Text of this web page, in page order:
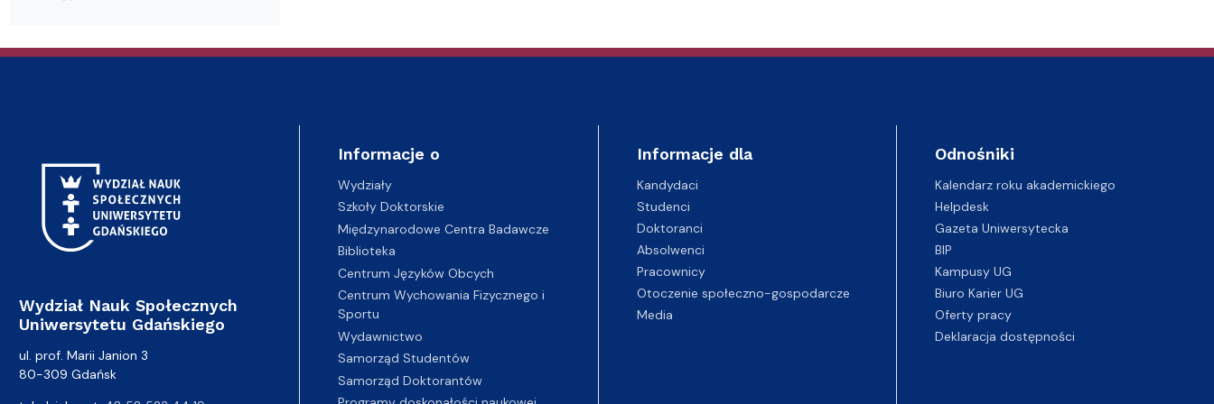
Wydział Nauk Społecznych
Uniwersytetu Gdańskiego
ul. prof. Marii Janion 3
80-309 Gdańsk
Informacje o
Wydziały
Szkoły Doktorskie
Międzynarodowe Centra Badawcze
Biblioteka
Centrum Języków Obcych
Centrum Wychowania Fizycznego i
Sportu
Wydawnictwo
Samorząd Studentów
Samorząd Doktorantów
Informacje dla
Kandydaci
Studenci
Doktoranci
Absolwenci
Pracownicy
Otoczenie społeczno-gospodarcze
Media
Odnośniki
Kalendarz roku akademickiego
Helpdesk
Gazeta Uniwersytecka
BIP
Kampusy UG
Biuro Karier UG
Oferty pracy
Deklaracja dostępności